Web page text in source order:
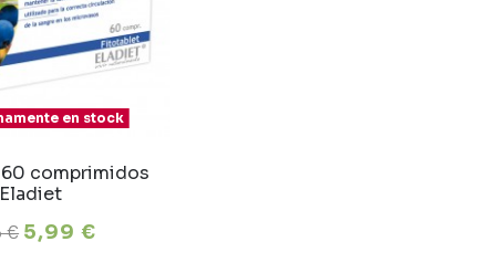
en stock
comprimidos
€ 5,99 €